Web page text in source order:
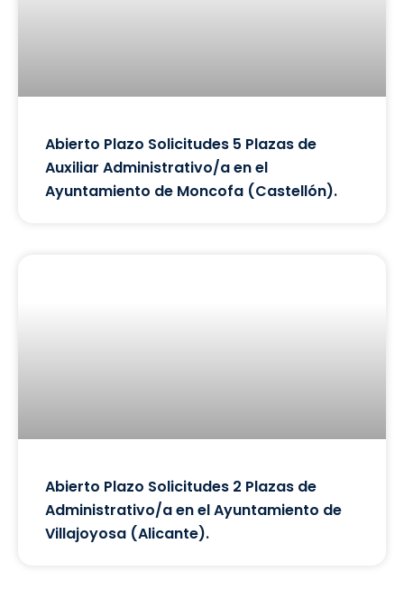
Abierto Plazo Solicitudes 5 Plazas de
Auxiliar Administrativo/a en el
Ayuntamiento de Moncofa (Castellón).
Abierto Plazo Solicitudes 2 Plazas de
Administrativo/a en el Ayuntamiento de
Villajoyosa (Alicante).